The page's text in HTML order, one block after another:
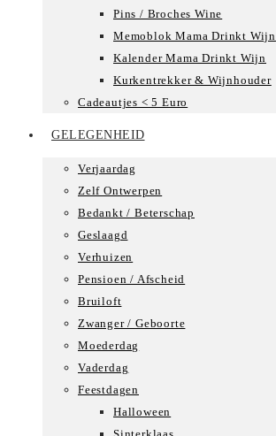
Pins / Broches Wine
Memoblok Mama Drinkt Wijn
Kalender Mama Drinkt Wijn
Kurkentrekker & Wijnhouder
Cadeautjes < 5 Euro
GELEGENHEID
Verjaardag
Zelf Ontwerpen
Bedankt / Beterschap
Geslaagd
Verhuizen
Pensioen / Afscheid
Bruiloft
Zwanger / Geboorte
Moederdag
Vaderdag
Feestdagen
Halloween